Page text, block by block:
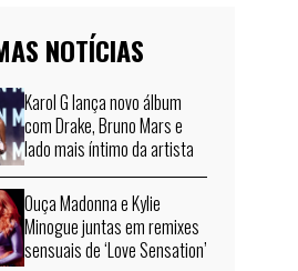
NOTÍCIAS
Karol G lança novo álbum
com Drake, Bruno Mars e
lado mais íntimo da artista
Ouça Madonna e Kylie
Minogue juntas em remixes
sensuais de ‘Love Sensation’